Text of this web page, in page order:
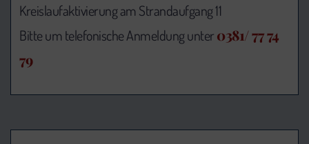
Kreislaufaktivierung am Strandaufgang 11
Bitte um telefonische Anmeldung unter0381/ 77 74
79